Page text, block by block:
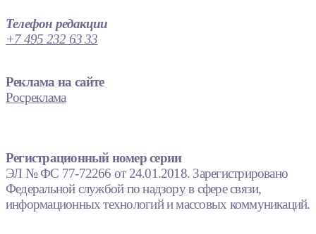
Телефон редакции
+7 495 232 63 33
Реклама на сайте
Росреклама
Регистрационный номер серии
ЭЛ № ФС 77-72266 от 24.01.2018. Зарегистрировано
Федеральной службой по надзору в сфере связи,
информационных технологий и массовых коммуникаций.